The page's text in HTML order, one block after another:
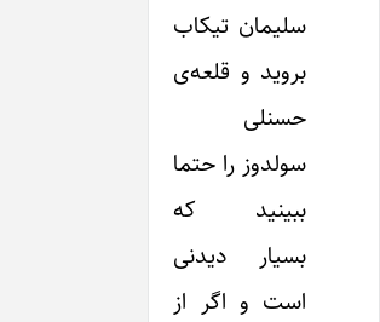
سلیمان تیکاب
بروید و قلعه‌ی
حسنلی
سولدوز را حتما
ببینید که
بسیار دیدنی
است و اگر از